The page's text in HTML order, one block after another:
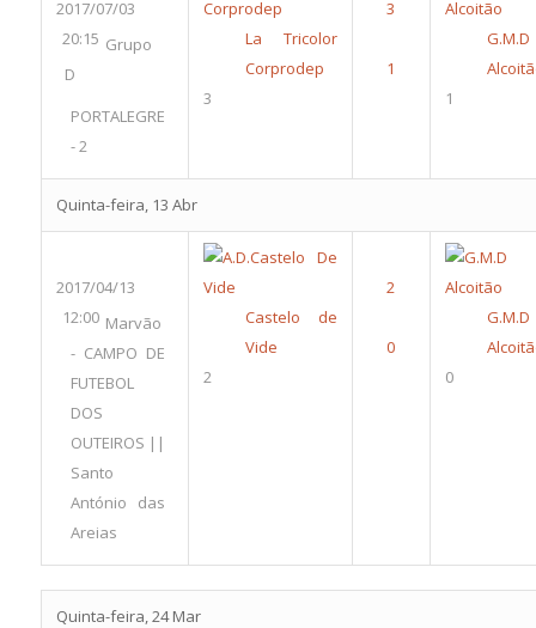
2017/07/03
20:15 Grupo
D
PORTALEGRE
- 2
La Tricolor
Corprodep
3
1
Quinta-feira, 13 Abr
2017/04/13
12:00 Marvão
- CAMPO DE
FUTEBOL
DOS
OUTEIROS ||
Santo
António das
Areias
Castelo de
Vide
2
0
Quinta-feira, 24 Mar